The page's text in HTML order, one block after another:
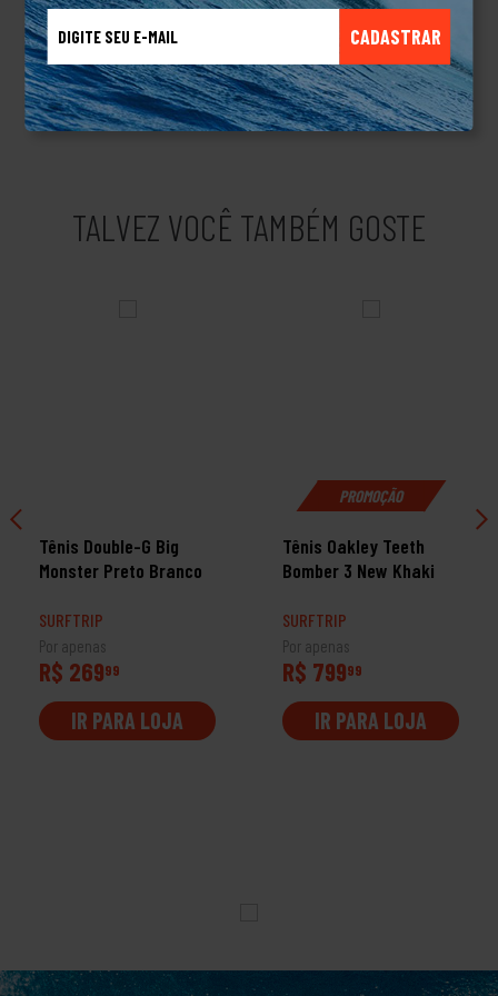
CADASTRAR
mochilas para alpinismo, calçados esportivos e relógios de
pulso. Não demorou para marca expandir para diversas outras
categorias alcançando todo o tipo de público, com produtos
versáteis, funcionais, com design chamativo e diversos
recursos tecnológicos.Produto Original.
TALVEZ VOCÊ TAMBÉM GOSTE
Tênis Double-G Big
Monster Preto Branco
SURFTRIP
Por apenas
R$ 26999
IR PARA LOJA
PROMOÇÃO
Tênis Oakley Teeth
Bomber 3 New Khaki
SURFTRIP
Por apenas
R$ 79999
IR PARA LOJA